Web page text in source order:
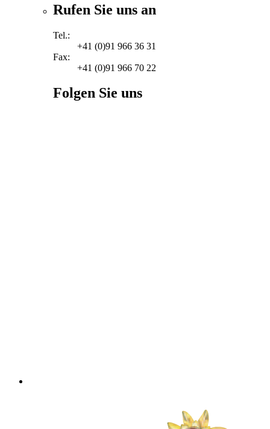
Rufen Sie uns an
Tel.:
+41 (0)91 966 36 31
Fax:
+41 (0)91 966 70 22
Folgen Sie uns